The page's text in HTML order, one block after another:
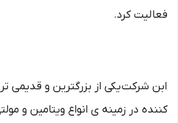
فعالیت کرد.
ابن شرکت یکی از بزرگترین و قدیمی
کننده در زمینه ی انواع ویتامین و